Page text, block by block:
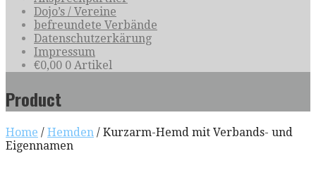
Dojo’s / Vereine
befreundete Verbände
Datenschutzerkärung
Impressum
€0,00 0 Artikel
Product
Home / Hemden / Kurzarm-Hemd mit Verbands- und
Eigennamen